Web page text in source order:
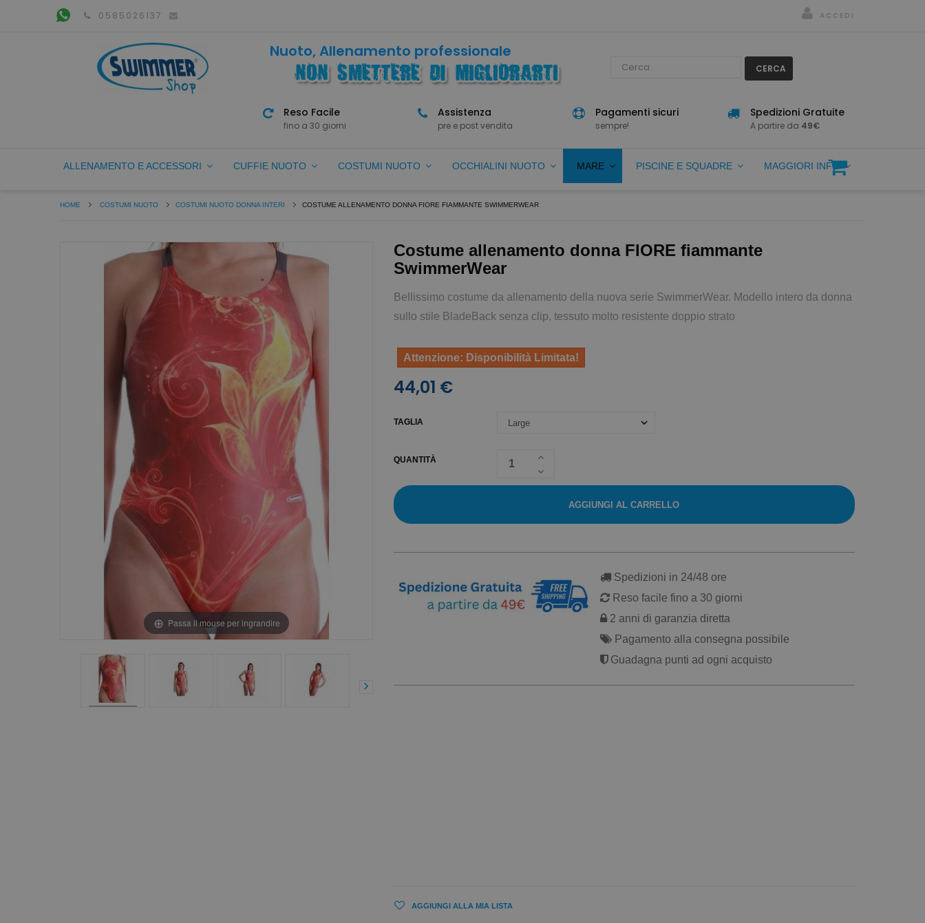
0585026137 ACCEDI
Nuoto, Allenamento professionale
CERCA
Reso Facile
fino a 30 giorni
Assistenza
pre e post vendita
Pagamenti sicuri
sempre!
Spedizioni Gratuite
A partire da 49€
ALLENAMENTO E ACCESSORI CUFFIE NUOTO COSTUMI NUOTO OCCHIALINI NUOTO MARE PISCINE E SQUADRE MAGGIORI INFO
HOME COSTUMI NUOTO COSTUMI NUOTO DONNA INTERI COSTUME ALLENAMENTO DONNA FIORE FIAMMANTE SWIMMERWEAR
Passa il mouse per ingrandire
Costume allenamento donna FIORE fiammante
SwimmerWear
Bellissimo costume da allenamento della nuova serie SwimmerWear. Modello intero da donna
sullo stile BladeBack senza clip, tessuto molto resistente doppio strato
Attenzione: Disponibilità Limitata!
44,01 €
TAGLIA
QUANTITÀ
AGGIUNGI AL CARRELLO
Spedizioni in 24/48 ore
Reso facile fino a 30 giorni
2 anni di garanzia diretta
Pagamento alla consegna possibile
Guadagna punti ad ogni acquisto
AGGIUNGI ALLA MIA LISTA